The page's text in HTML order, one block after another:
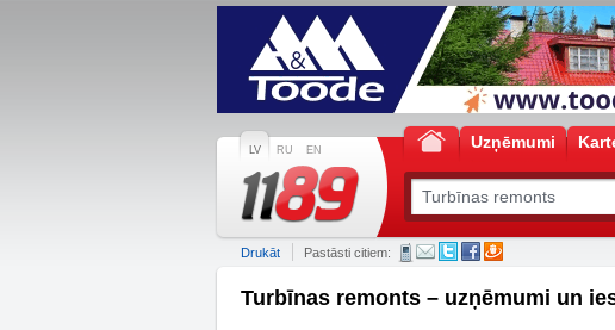
LV RU EN Uzņēmumi
Drukāt Pastāsti citiem:
Turbīnas remonts – uzņēmumi un